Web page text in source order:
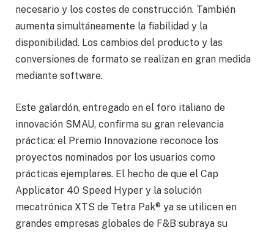
necesario y los costes de construcción. También
aumenta simultáneamente la fiabilidad y la
disponibilidad. Los cambios del producto y las
conversiones de formato se realizan en gran medida
mediante software.
Este galardón, entregado en el foro italiano de
innovación SMAU, confirma su gran relevancia
práctica: el Premio Innovazione reconoce los
proyectos nominados por los usuarios como
prácticas ejemplares. El hecho de que el Cap
Applicator 40 Speed Hyper y la solución
mecatrónica XTS de Tetra Pak® ya se utilicen en
grandes empresas globales de F&B subraya su